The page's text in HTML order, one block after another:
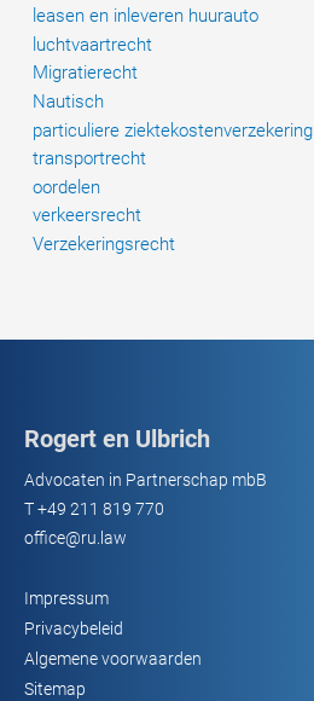
leasen en inleveren huurauto
luchtvaartrecht
Migratierecht
Nautisch
particuliere ziektekostenverzekering
transportrecht
oordelen
verkeersrecht
Verzekeringsrecht
Rogert en Ulbrich
Advocaten in Partnerschap mbB
T+49 211 819 770
office@ru.law
Impressum
Privacybeleid
Algemene voorwaarden
Sitemap